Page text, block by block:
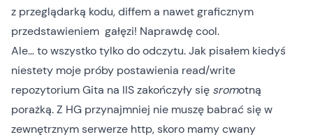
z przeglądarką kodu, diffem a nawet graficznym
przedstawieniem gałęzi! Naprawdę cool.
Ale… to wszystko tylko do odczytu. Jak pisałem kiedyś
niestety moje próby postawienia read/write
repozytorium Gita na IIS zakończyły się sromotną
porażką. Z HG przynajmniej nie muszę babrać się w
zewnętrznym serwerze http, skoro mamy cwany